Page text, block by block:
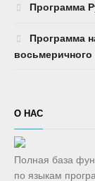
Программа
Программа
О НАС
Полная база
по языкам